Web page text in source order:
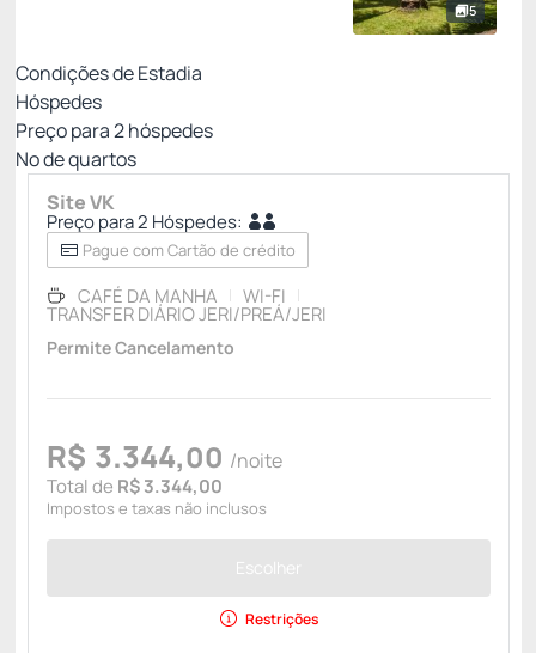
5
Condições de Estadia
Hóspedes
Preço para2hóspedes
Nº de quartos
Site VK
Preço para 2 Hóspedes:
Pague com Cartão de crédito
CAFÉ DA MANHA WI-FI
TRANSFER DIÁRIO JERI/PREÁ/JERI
Permite Cancelamento
R$ 3.344,00 /noite
Total de R$ 3.344,00
Impostos e taxas não inclusos
Escolher
Restrições